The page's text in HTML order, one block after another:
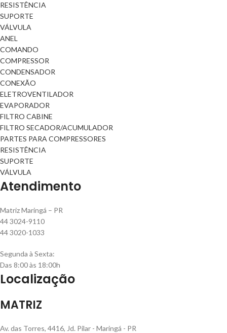
RESISTÊNCIA
SUPORTE
VÁLVULA
ANEL
COMANDO
COMPRESSOR
CONDENSADOR
CONEXÃO
ELETROVENTILADOR
EVAPORADOR
FILTRO CABINE
FILTRO SECADOR/ACUMULADOR
PARTES PARA COMPRESSORES
RESISTÊNCIA
SUPORTE
VÁLVULA
Atendimento
Matriz Maringá – PR
44 3024-9110
44 3020-1033
Segunda à Sexta:
Das 8:00 às 18:00h
Localização
MATRIZ
Av. das Torres, 4416, Jd. Pilar - Maringá - PR